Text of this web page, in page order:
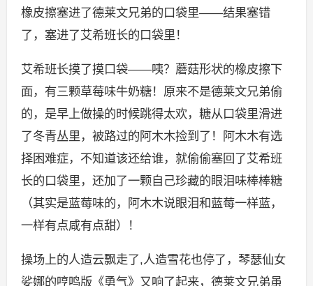
橡皮擦塞进了德莱文兄弟的口袋里——结果塞错
了，塞进了艾希班长的口袋里！
艾希班长摸了摸口袋——咦？蘑菇形状的橡皮擦下
面，有三颗草莓味牛奶糖！原来不是德莱文兄弟偷
的，是早上做操的时候跳得太欢，糖从口袋里滑进
了冬青丛里，被路过的阿木木捡到了！阿木木有选
择困难症，不知道该还给谁，就偷偷塞回了艾希班
长的口袋里，还加了一颗自己珍藏的眼泪味棒棒糖
（其实是蓝莓味的，阿木木说眼泪和蓝莓一样蓝，
一样有点咸有点甜）！
操场上的人造云飘走了,人造雪花也停了，琴瑟仙女
娑娜的哼鸣版《勇气》又响了起来，德莱文兄弟虽